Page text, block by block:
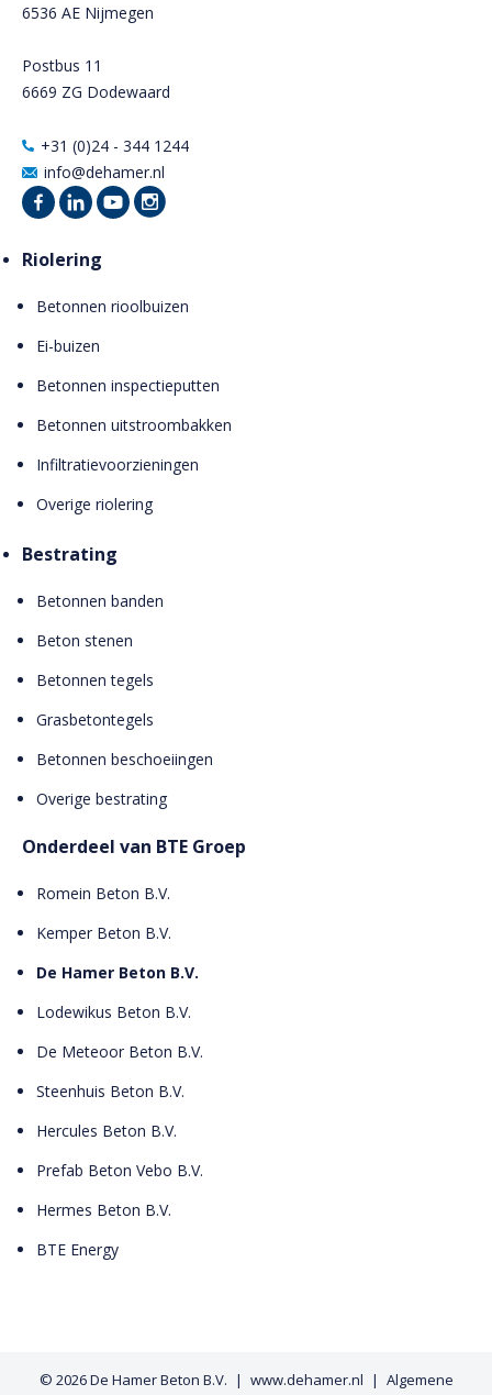
6536 AE Nijmegen
Postbus 11
6669 ZG Dodewaard
+31 (0)24 - 344 1244
info@dehamer.nl
Riolering
Betonnen rioolbuizen
Ei-buizen
Betonnen inspectieputten
Betonnen uitstroombakken
Infiltratievoorzieningen
Overige riolering
Bestrating
Betonnen banden
Beton stenen
Betonnen tegels
Grasbetontegels
Betonnen beschoeiingen
Overige bestrating
Onderdeel van BTE Groep
Romein Beton B.V.
Kemper Beton B.V.
De Hamer Beton B.V.
Lodewikus Beton B.V.
De Meteoor Beton B.V.
Steenhuis Beton B.V.
Hercules Beton B.V.
Prefab Beton Vebo B.V.
Hermes Beton B.V.
BTE Energy
© 2026De Hamer Beton B.V. www.dehamer.nl
Algemene